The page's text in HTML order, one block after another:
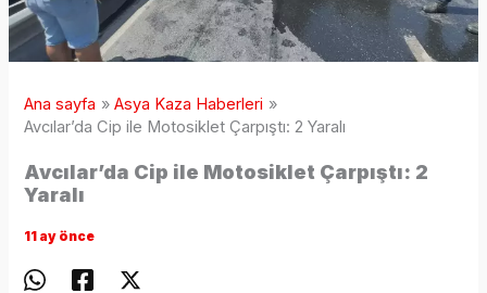
Ana sayfa
Asya Kaza Haberleri
Avcılar’da Cip ile Motosiklet Çarpıştı: 2 Yaralı
Avcılar’da Cip ile Motosiklet Çarpıştı: 2
Yaralı
11 ay önce